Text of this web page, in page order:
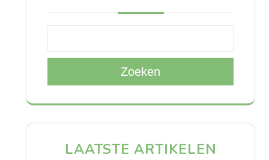
Zoeken
LAATSTE ARTIKELEN